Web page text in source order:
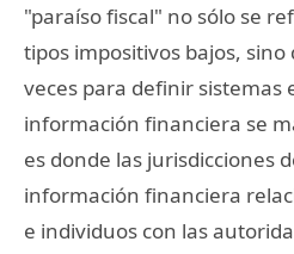
"paraíso fiscal" no sólo se
tipos impositivos bajos, sino
veces para definir sistemas
información financiera se
es donde las jurisdicciones
información financiera
e individuos con las